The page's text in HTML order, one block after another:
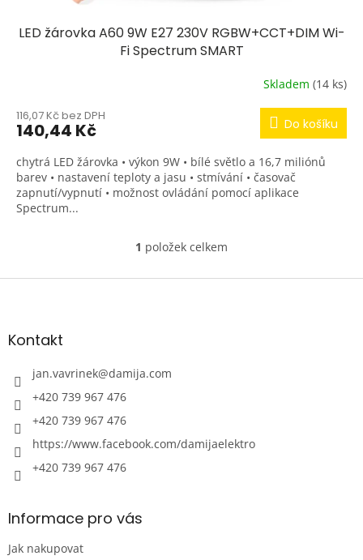
LED žárovka A60 9W E27 230V RGBW+CCT+DIM Wi-
Fi Spectrum SMART
Skladem (14 ks)
116,07 Kč bez DPH
140,44 Kč Do košíku
chytrá LED žárovka • výkon 9W • bílé světlo a 16,7 miliónů
barev • nastavení teploty a jasu • stmívání • časovač
zapnutí/vypnutí • možnost ovládání pomocí aplikace
Spectrum...
O
l
y
v
1 položek celkem
Z
aKontakt
jan.vavrinek@damija.com
+420 739 967 476
+420 739 967 476
https://www.facebook.com/damijaelektro
+420 739 967 476
Informace pro vás
Jak nakupovat